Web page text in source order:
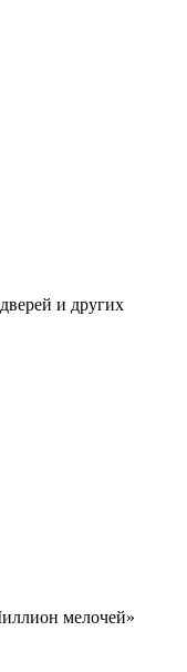
и других
мелочей»